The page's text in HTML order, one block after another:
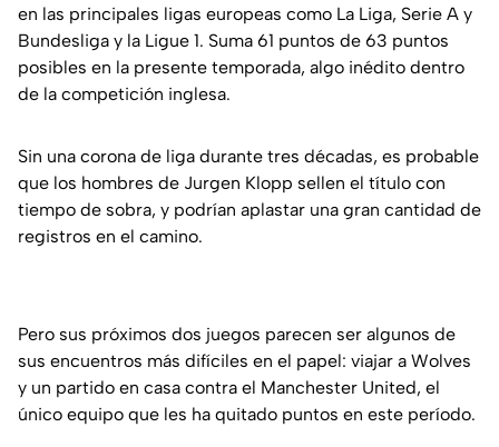
en las principales ligas europeas como La Liga, Serie A y
Bundesliga y la Ligue 1. Suma 61 puntos de 63 puntos
posibles en la presente temporada, algo inédito dentro
de la competición inglesa.
Sin una corona de liga durante tres décadas, es probable
que los hombres de Jurgen Klopp sellen el título con
tiempo de sobra, y podrían aplastar una gran cantidad de
registros en el camino.
Pero sus próximos dos juegos parecen ser algunos de
sus encuentros más difíciles en el papel: viajar a Wolves
y un partido en casa contra el Manchester United, el
único equipo que les ha quitado puntos en este período.